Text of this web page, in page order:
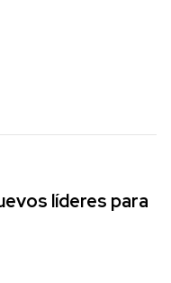
líderes para